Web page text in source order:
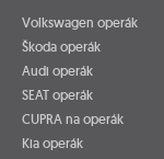
Volkswagen operák
Škoda operák
Audi operák
SEAT operák
CUPRA na operák
Kia operák